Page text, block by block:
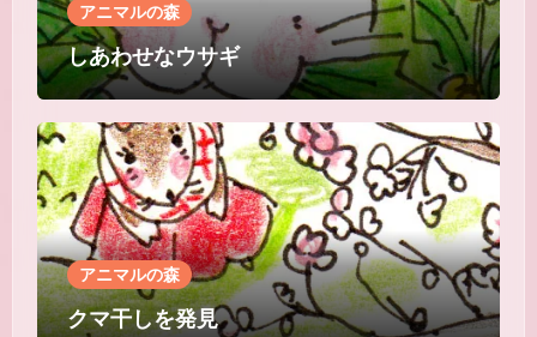
アニマルの森
しあわせなウサギ
アニマルの森
クマ干しを発見